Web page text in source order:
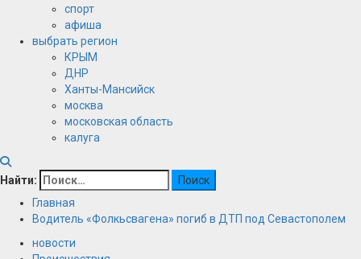
спорт
афиша
выбрать регион
КРЫМ
ДНР
Ханты-Мансийск
москва
московская область
калуга
Найти:
Главная
Водитель «Фолкьсвагена» погиб в ДТП под Севастополем
новости